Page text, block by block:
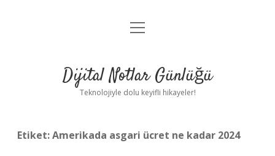
Anasayfa
Yasal Uyarı
menüyü
Dijital Notlar Günlüğü
Teknolojiyle dolu keyifli hikayeler!
Etiket:Amerikada asgari ücret ne kadar 2024